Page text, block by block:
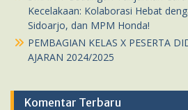
Kecelakaan: Kolaborasi Hebat
Sidoarjo, dan MPM Honda!
PEMBAGIAN KELAS X PESERTA
AJARAN 2024/2025
Komentar Terbaru